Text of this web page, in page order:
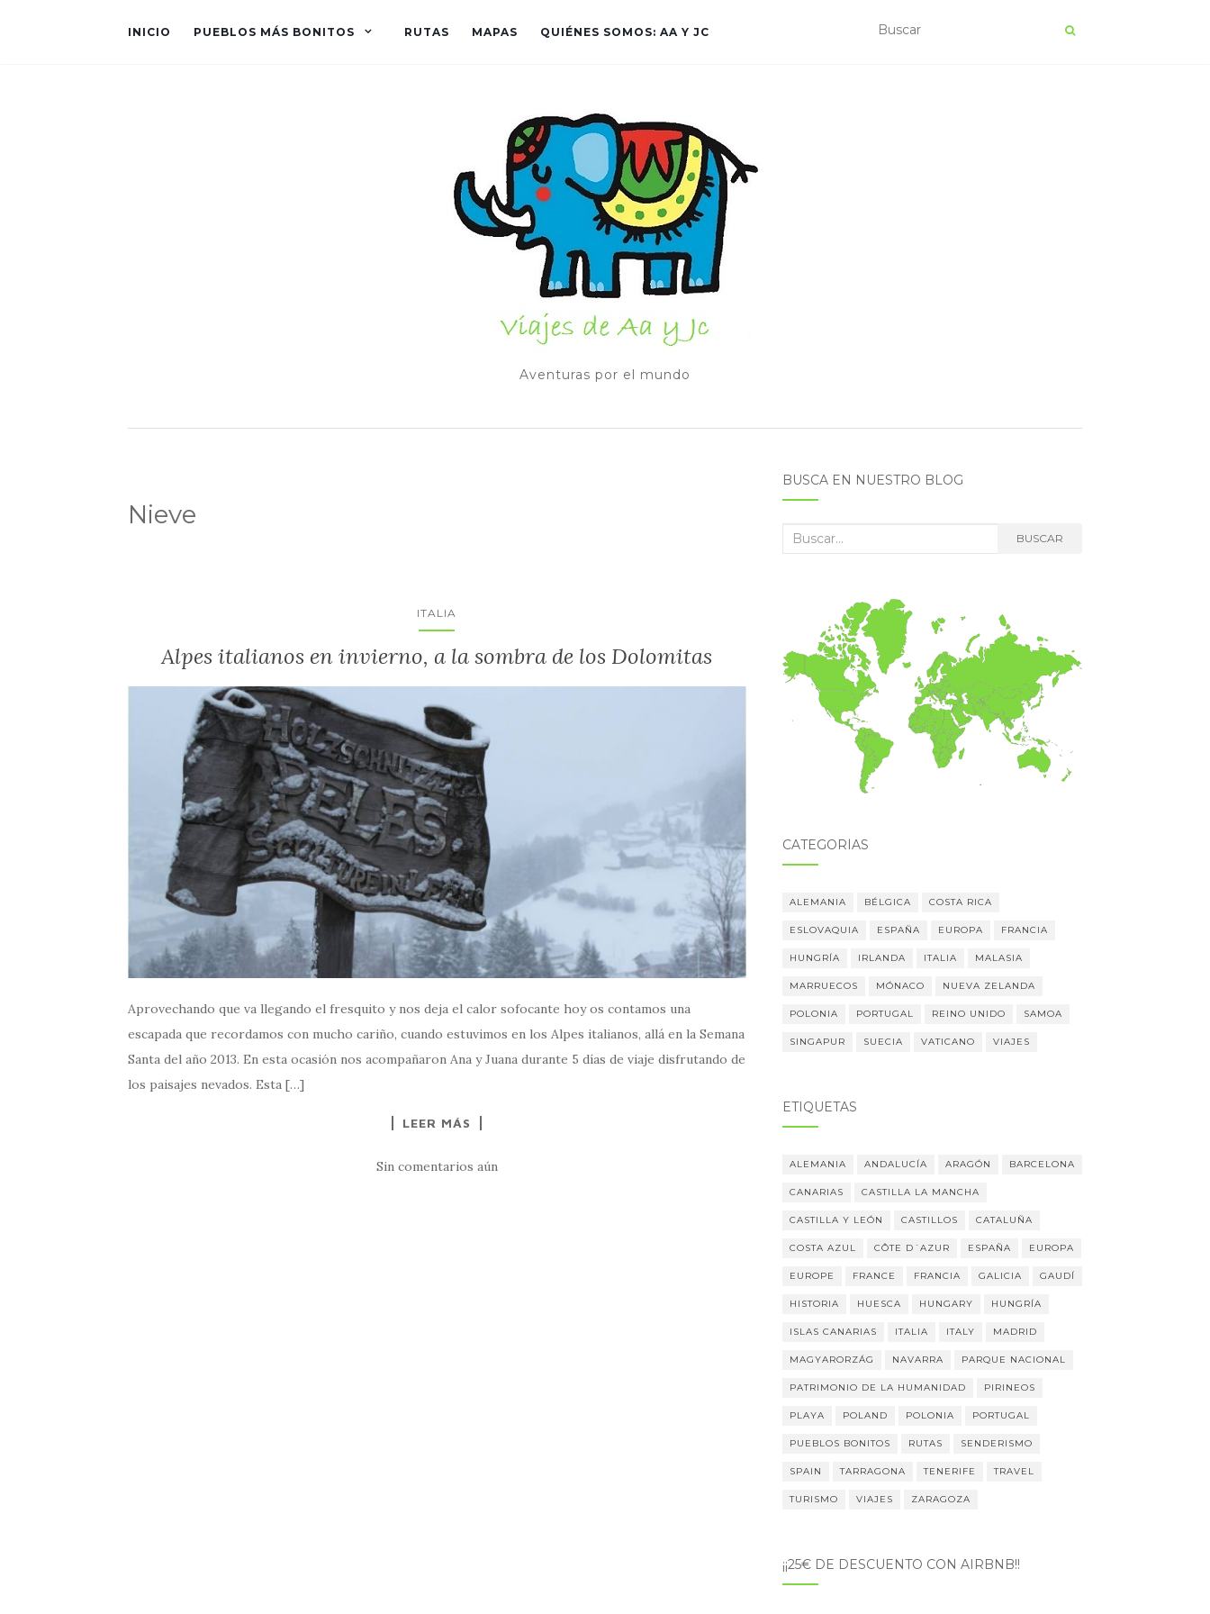
INICIO PUEBLOS MÁS BONITOS RUTAS MAPAS QUIÉNES SOMOS: AA Y JC
Aventuras por el mundo
Nieve
ITALIA
Alpes italianos en invierno, a la sombra de los Dolomitas
Aprovechando que va llegando el fresquito y nos deja el calor sofocante hoy os contamos una
escapada que recordamos con mucho cariño, cuando estuvimos en los Alpes italianos, allá en la Semana
Santa del año 2013. En esta ocasión nos acompañaron Ana y Juana durante 5 días de viaje disfrutando de
los paisajes nevados. Esta […]
LEER MÁS
Sin comentarios aún
BUSCA EN NUESTRO BLOG
Buscar: BUSCAR
CATEGORÍAS
ALEMANIA BÉLGICA COSTA RICA
ESLOVAQUIA ESPAÑA EUROPA FRANCIA
HUNGRÍA IRLANDA ITALIA MALASIA
MARRUECOS MÓNACO NUEVA ZELANDA
POLONIA PORTUGAL REINO UNIDO SAMOA
SINGAPUR SUECIA VATICANO VIAJES
ETIQUETAS
ALEMANIA ANDALUCÍA ARAGÓN BARCELONA
CANARIAS CASTILLA LA MANCHA
CASTILLA Y LEÓN CASTILLOS CATALUÑA
COSTA AZUL CÔTE D´AZUR ESPAÑA EUROPA
EUROPE FRANCE FRANCIA GALICIA GAUDÍ
HISTORIA HUESCA HUNGARY HUNGRÍA
ISLAS CANARIAS ITALIA ITALY MADRID
MAGYARORZÁG NAVARRA PARQUE NACIONAL
PATRIMONIO DE LA HUMANIDAD PIRINEOS
PLAYA POLAND POLONIA PORTUGAL
PUEBLOS BONITOS RUTAS SENDERISMO
SPAIN TARRAGONA TENERIFE TRAVEL
TURISMO VIAJES ZARAGOZA
¡¡25€ DE DESCUENTO CON AIRBNB!!